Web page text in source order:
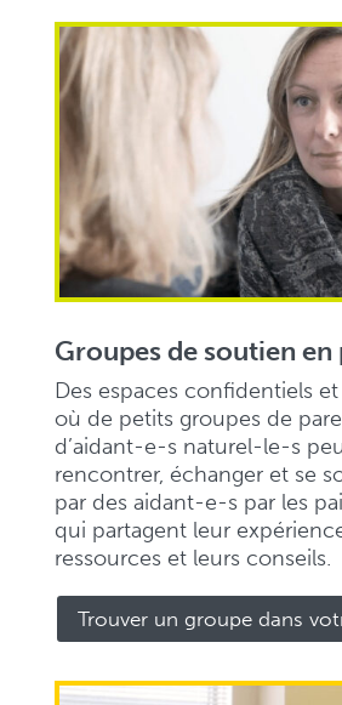
Groupes de soutien en
Des espaces confidentiels
où de petits groupes de
d’aidant-e-s naturel-le-s
rencontrer, échanger et se
par des aidant-e-s par les
qui partagent leur
ressources et leurs conseils.
Trouver un groupe dans